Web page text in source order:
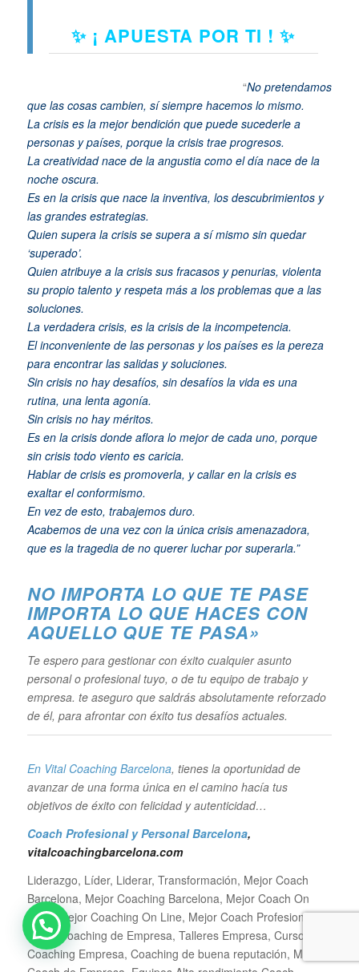
✨ ¡ APUESTA POR TI ! ✨
“No pretendamos
que las cosas cambien, sí siempre hacemos lo mismo.
La crisis es la mejor bendición que puede sucederle a
personas y países, porque la crisis trae progresos.
La creatividad nace de la angustia como el día nace de la
noche oscura.
Es en la crisis que nace la inventiva, los descubrimientos y
las grandes estrategias.
Quien supera la crisis se supera a sí mismo sin quedar
‘superado’.
Quien atribuye a la crisis sus fracasos y penurias, violenta
su propio talento y respeta más a los problemas que a las
soluciones.
La verdadera crisis, es la crisis de la incompetencia.
El inconveniente de las personas y los países es la pereza
para encontrar las salidas y soluciones.
Sin crisis no hay desafíos, sin desafíos la vida es una
rutina, una lenta agonía.
Sin crisis no hay méritos.
Es en la crisis donde aflora lo mejor de cada uno, porque
sin crisis todo viento es caricia.
Hablar de crisis es promoverla, y callar en la crisis es
exaltar el conformismo.
En vez de esto, trabajemos duro.
Acabemos de una vez con la única crisis amenazadora,
que es la tragedia de no querer luchar por superarla.”
NO IMPORTA LO QUE TE PASE
IMPORTA LO QUE HACES CON
AQUELLO QUE TE PASA»
Te espero para gestionar con éxito cualquier asunto
personal o profesional tuyo, o de tu equipo de trabajo y
empresa. te aseguro que saldrás absolutamente reforzado
de él, para afrontar con éxito tus desafíos actuales.
En Vital Coaching Barcelona, tienes la oportunidad de
avanzar de una forma única en el camino hacía tus
objetivos de éxito con felicidad y autenticidad…
Coach Profesional y Personal Barcelona,
vitalcoachingbarcelona.com
Liderazgo, Líder, Liderar, Transformación, Mejor Coach
Barcelona, Mejor Coaching Barcelona, Mejor Coach On
Line, Mejor Coaching On Line, Mejor Coach Profesional,
Mejor Coaching de Empresa, Talleres Empresa, Curso
Coaching Empresa, Coaching de buena reputación, Mejor